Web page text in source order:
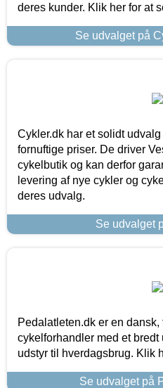
deres kunder. Klik her for at
Se udvalget på
Cykler.dk har et solidt
fornuftige priser. De driver
cykelbutik og kan derfor
levering af nye cykler og
deres udvalg.
Se udvalget
Pedalatleten.dk er en
cykelforhandler med et
udstyr til hverdagsbrug. Klik
Se udvalget på